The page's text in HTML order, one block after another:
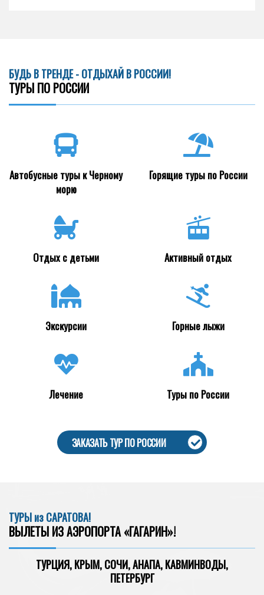
БУДЬ В ТРЕНДЕ - ОТДЫХАЙ В РОССИИ!
ТУРЫ ПО РОССИИ
Автобусные туры к Черному
морю
Горящие туры по России
Отдых с детьми Активный отдых
Экскурсии Горные лыжи
Лечение Туры по России
ЗАКАЗАТЬ ТУР ПО РОССИИ
ТУРЫ из САРАТОВА!
ВЫЛЕТЫ ИЗ АЭРОПОРТА «ГАГАРИН»!
ТУРЦИЯ, КРЫМ, СОЧИ, АНАПА, КАВМИНВОДЫ,
ПЕТЕРБУРГ